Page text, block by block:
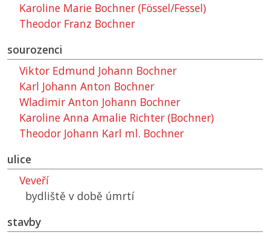
Karoline Marie Bochner (Fössel/Fessel)
Theodor Franz Bochner
sourozenci
Viktor Edmund Johann Bochner
Karl Johann Anton Bochner
Wladimir Anton Johann Bochner
Karoline Anna Amalie Richter (Bochner)
Theodor Johann Karl ml. Bochner
ulice
Veveří
bydliště v době úmrtí
stavby